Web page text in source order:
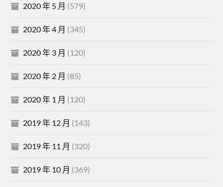
2020 年 5 月 (579)
2020 年 4 月 (345)
2020 年 3 月 (120)
2020 年 2 月 (85)
2020 年 1 月 (120)
2019 年 12 月 (143)
2019 年 11 月 (320)
2019 年 10 月 (369)